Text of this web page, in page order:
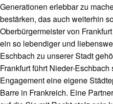
Generationen erlebbar zu
bestärken, das auch weiterhin
Oberbürgermeister von
ein so lebendiger und
Eschbach zu unserer Stadt
Frankfurt führt Nieder-
Engagement eine eigene
Barre in Frankreich. Eine